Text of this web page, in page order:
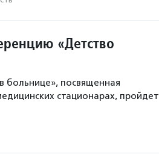
«Детство
больнице», посвященная
стационарах, пройдет